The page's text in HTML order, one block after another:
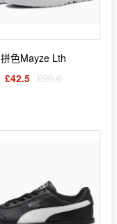
拼色Mayze Lth
£42.5 £90.0